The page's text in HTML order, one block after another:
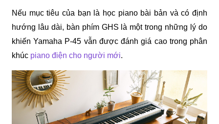
Nếu mục tiêu của bạn là học piano bài bản và có định
hướng lâu dài, bàn phím GHS là một trong những lý do
khiến Yamaha P-45 vẫn được đánh giá cao trong phân
khúc piano điện cho người mới.